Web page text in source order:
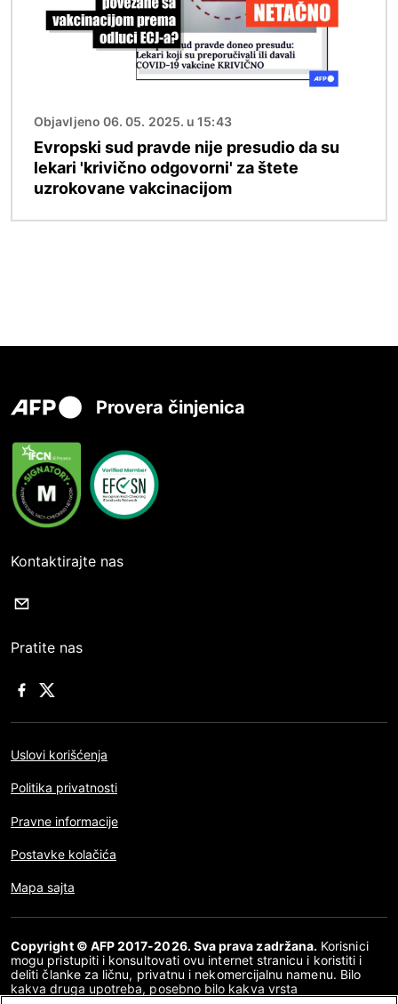
Objavljeno 06. 05. 2025. u 15:43
Evropski sud pravde nije presudio da su
lekari 'krivično odgovorni' za štete
uzrokovane vakcinacijom
Provera činjenica
Kontaktirajte nas
Pratite nas
Uslovi korišćenja
Politika privatnosti
Pravne informacije
Postavke kolačića
Mapa sajta
Copyright © AFP 2017-2026. Sva prava zadržana. Korisnici
mogu pristupiti i konsultovati ovu internet stranicu i koristiti i
deliti članke za ličnu, privatnu i nekomercijalnu namenu. Bilo
kakva druga upotreba, posebno bilo kakva vrsta